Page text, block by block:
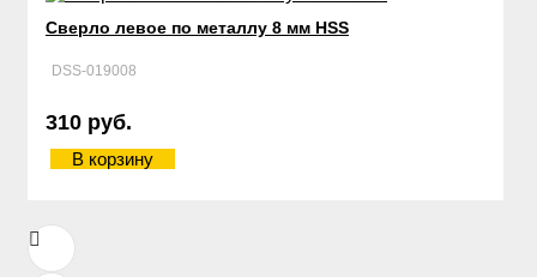
Сверло левое по металлу 8 мм HSS
DSS-019008
310 руб.
В корзину